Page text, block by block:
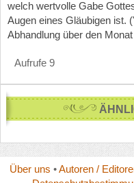
welch wertvolle Gabe
Augen eines Gläubigen ist.
Abhandlung über den
Aufrufe 9
Über uns •Autoren /